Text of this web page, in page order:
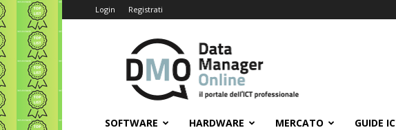
Login Registrati
Data
Manager
Online
SOFTWARE HARDWARE MERCATO GUIDE